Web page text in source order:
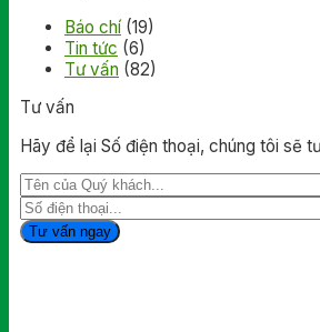
Báo chí(19)
Tin tức (6)
Tư vấn (82)
Tư vấn
Hãy để lại Số điện thoại, chúng tôi sẽ